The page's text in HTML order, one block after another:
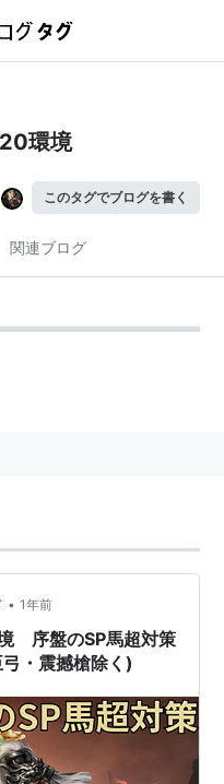
環境
このタグでブログを書く
関連ブログ
• 1年前
序盤のSP馬超対策
弓・震撼槍除く)